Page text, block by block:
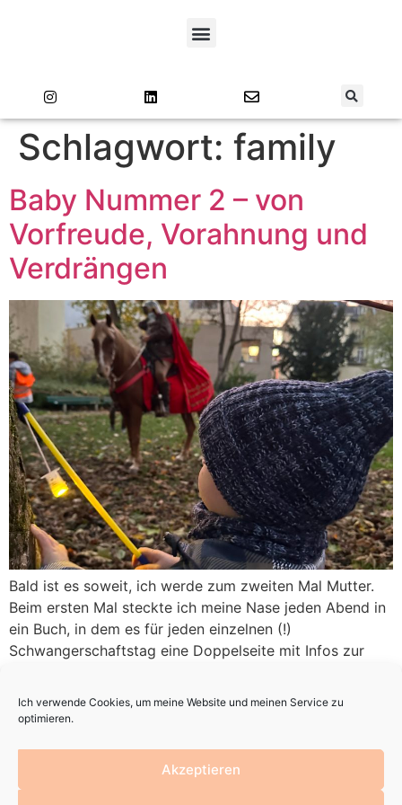
Ich verwende Cookies, um meine Website und meinen Service zu
optimieren.
Akzeptieren
Schlagwort: family
Baby Nummer 2 – von
Vorfreude, Vorahnung und
Verdrängen
Bald ist es soweit, ich werde zum zweiten Mal Mutter.
Beim ersten Mal steckte ich meine Nase jeden Abend in
ein Buch, in dem es für jeden einzelnen (!)
Schwangerschaftstag eine Doppelseite mit Infos zur
Buch). Diesmal lief die Schwangerschaft so nebenher
und wenn ich nach […]